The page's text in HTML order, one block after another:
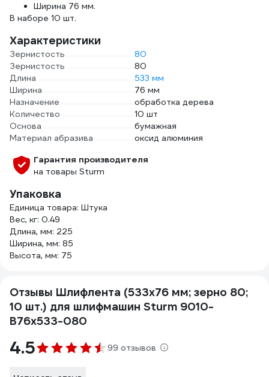
Ширина 76 мм.
В наборе 10 шт.
Характеристики
Зернистость
80
Зернистость
80
Длина
533 мм
Ширина
76 мм
Назначение
обработка дерева
Количество
10 шт
Основа
бумажная
Материал абразива
оксид алюминия
Гарантия производителя
на товары Sturm
Упаковка
Единица товара: Штука
Вес, кг: 0.49
Длина, мм: 225
Ширина, мм: 85
Высота, мм: 75
Отзывы Шлифлента (533х76 мм; зерно 80;
10 шт.) для шлифмашин Sturm 9010-
B76x533-080
4.5 99 отзывов